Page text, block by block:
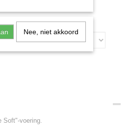
Soft"-voering.
Nee, niet akkoord